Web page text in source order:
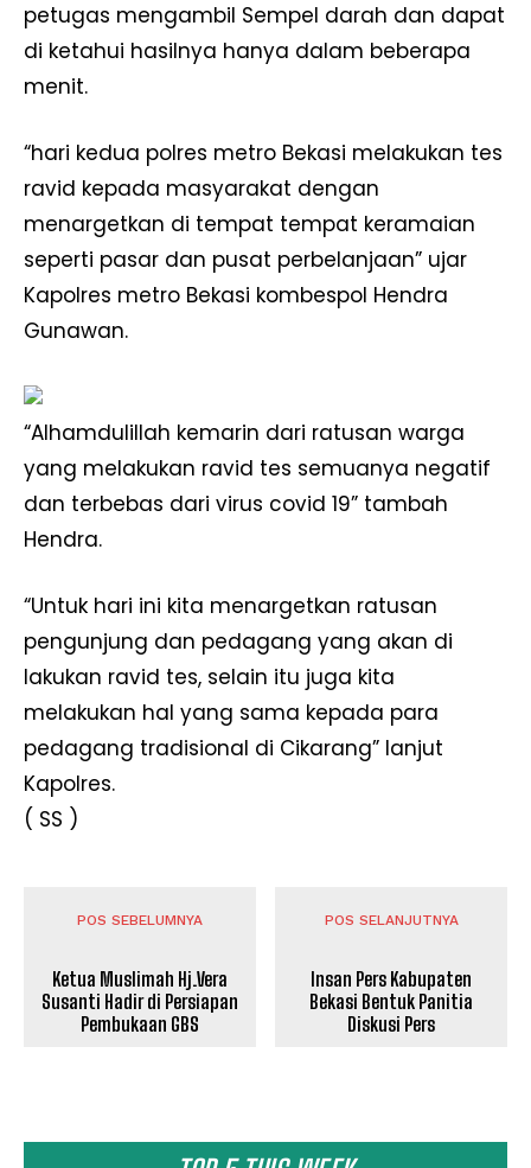
petugas mengambil Sempel darah dan dapat
di ketahui hasilnya hanya dalam beberapa
menit.
“hari kedua polres metro Bekasi melakukan tes
ravid kepada masyarakat dengan
menargetkan di tempat tempat keramaian
seperti pasar dan pusat perbelanjaan” ujar
Kapolres metro Bekasi kombespol Hendra
Gunawan.
“Alhamdulillah kemarin dari ratusan warga
yang melakukan ravid tes semuanya negatif
dan terbebas dari virus covid 19” tambah
Hendra.
“Untuk hari ini kita menargetkan ratusan
pengunjung dan pedagang yang akan di
lakukan ravid tes, selain itu juga kita
melakukan hal yang sama kepada para
pedagang tradisional di Cikarang” lanjut
Kapolres.
( SS )
POS SEBELUMNYA
Ketua Muslimah Hj.Vera
Susanti Hadir di Persiapan
Pembukaan GBS
POS SELANJUTNYA
Insan Pers Kabupaten
Bekasi Bentuk Panitia
Diskusi Pers